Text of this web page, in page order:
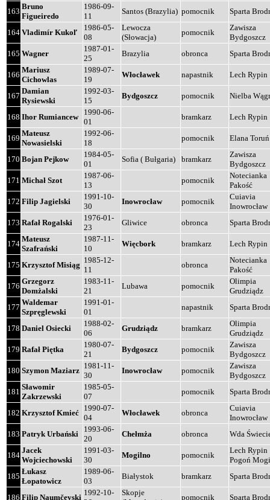
163
Bruno
Figueiredo
1986-09-
11
Santos (Brazylia) pomocnik Sparta
164 Vladimír Kukoľ
1986-05-
08
Lewocza
(Słowacja)
pomocnik
Zawisza
Bydgoszcz
165 Wagner
1987-01-
25
Brazylia obronca Sparta
166
Mariusz
Cichowlas
1989-07-
19
Włocławek napastnik Lech Rypin
167
Damian
Rysiewski
1992-03-
15
Bydgoszcz pomocnik Nielba
168 Ihor Rumiancew
1990-06-
01
bramkarz Lech Rypin
169
Mateusz
Nowasielski
1992-06-
18
pomocnik Elana Toruń
170 Bojan Pejkow
1984-05-
01
Sofia ( Bułgaria) bramkarz
Zawisza
Bydgoszcz
171 Michał Szot
1987-06-
13
pomocnik
Notecianka
Pakość
172 Filip Jagielski
1991-10-
30
Inowrocław pomocnik
Cuiavia
Inowrocław
173 Rafał Rogalski
1976-01-
23
Gliwice obronca Sparta
174
Mateusz
Szafrański
1987-11-
10
Więcbork bramkarz Lech Rypin
175 Krzysztof Misiąg
1985-12-
11
obronca
Notecianka
Pakość
176
Grzegorz
Domżalski
1983-11-
21
Lubawa pomocnik
Olimpia
Grudziądz
177
Waldemar
Szpręglewski
1991-01-
01
napastnik Sparta
178 Daniel Osiecki
1988-02-
06
Grudziądz bramkarz
Olimpia
Grudziądz
179 Rafał Piętka
1980-07-
21
Bydgoszcz pomocnik
Zawisza
Bydgoszcz
180 Szymon Maziarz
1981-11-
30
Inowrocław pomocnik
Zawisza
Bydgoszcz
181
Sławomir
Zakrzewski
1985-05-
07
pomocnik Sparta
182 Krzysztof Kmieć
1990-07-
04
Włocławek obronca
Cuiavia
Inowrocław
183 Patryk Urbański
1993-06-
20
Chełmża obronca Wda
184
Jacek
Wojciechowski
1991-03-
30
Mogilno pomocnik
Lech Rypin
Pogoń
185
Łukasz
Łopatowicz
1989-06-
03
Białystok bramkarz Sparta
186 Filip Naumčevski
1992-10-
Skopje
pomocnik Sparta